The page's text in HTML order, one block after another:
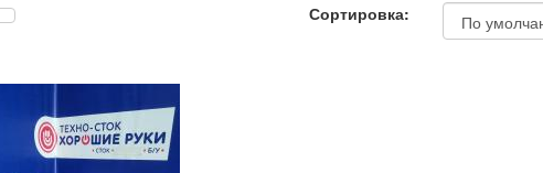
Сортировка: